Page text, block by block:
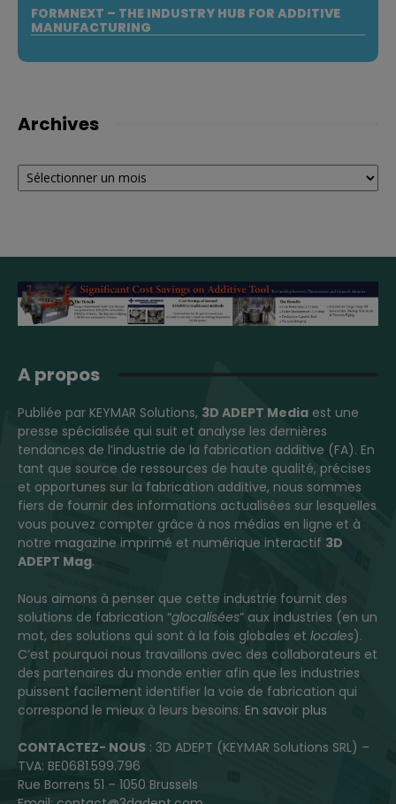
FORMNEXT – THE INDUSTRY HUB FOR ADDITIVE
MANUFACTURING
Archives
Archives
A propos
Publiée par KEYMAR Solutions, 3D ADEPT Media est une
presse spécialisée qui suit et analyse les dernières
tendances de l’industrie de la fabrication additive (FA). En
tant que source de ressources de haute qualité, précises
et opportunes sur la fabrication additive, nous sommes
fiers de fournir des informations actualisées sur lesquelles
vous pouvez compter grâce à nos médias en ligne et à
notre magazine imprimé et numérique interactif 3D
ADEPT Mag.
Nous aimons à penser que cette industrie fournit des
solutions de fabrication “glocalisées” aux industries (en un
mot, des solutions qui sont à la fois globales et locales).
C’est pourquoi nous travaillons avec des collaborateurs et
des partenaires du monde entier afin que les industries
puissent facilement identifier la voie de fabrication qui
correspond le mieux à leurs besoins. En savoir plus
CONTACTEZ- NOUS : 3D ADEPT (KEYMAR Solutions SRL) –
TVA: BE0681.599.796
Rue Borrens 51 – 1050 Brussels